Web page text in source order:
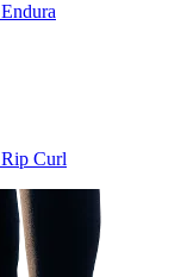
Endura
Rip Curl